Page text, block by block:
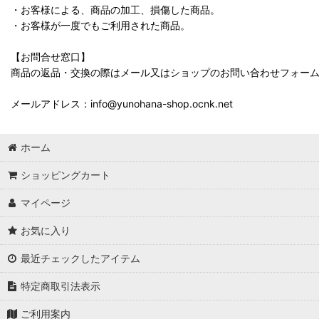
・お客様による、商品の加工、損傷した商品。
・お客様が一度でもご利用された商品。
【お問合せ窓口】
商品の返品・交換の際はメール又はショップのお問い合わせフォー
メールアドレス：info@yunohana-shop.ocnk.net
ホーム
ショッピングカート
マイページ
お気に入り
最近チェックしたアイテム
特定商取引法表示
ご利用案内